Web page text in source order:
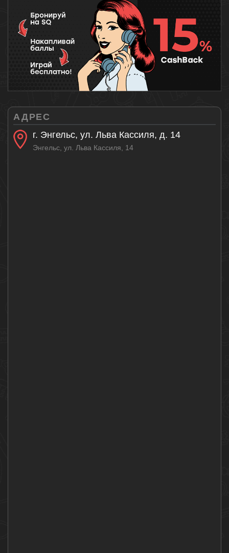
АДРЕС
г. Энгельс, ул. Льва Кассиля, д. 14
Энгельс, ул. Льва Кассиля, 14